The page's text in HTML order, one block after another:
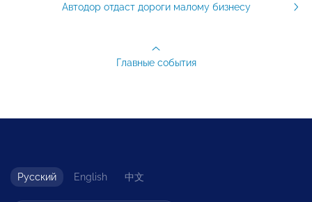
Автодор отдаст дороги малому бизнесу
Главные события
Русский English 中文